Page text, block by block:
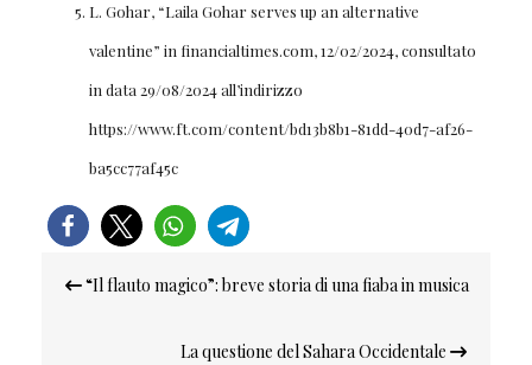
L. Gohar, “Laila Gohar serves up an alternative
valentine” in financialtimes.com, 12/02/2024, consultato
in data 29/08/2024 all’indirizzo
https://www.ft.com/content/bd13b8b1-81dd-40d7-af26-
ba5cc77af45c
Navigazione
“Il flauto magico”: breve storia di una fiaba in musica
La questione del Sahara Occidentale